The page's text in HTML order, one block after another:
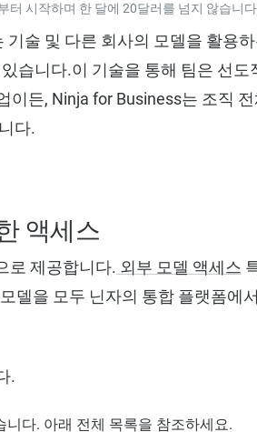
터 시작하며 한 달에 20달러를 넘지 않습니
술 및 다른 회사의 모델을 활용
습니다.이 기술을 통해 팀은 선도
든, Ninja for Business는 조직
다.
액세스
로 제공합니다. 외부 모델 액세스
델을 모두 닌자의 통합 플랫폼에
.
다. 아래 전체 목록을 참조하세요.